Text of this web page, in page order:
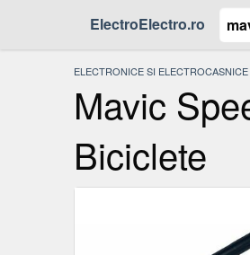
ElectroElectro.ro
ELECTRONICE SI ELECTROCASNICE
Mavic
Biciclete